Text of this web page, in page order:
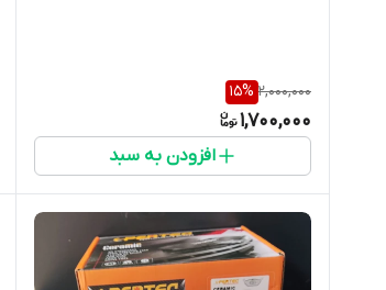
2,000,000
15%
1,700,000
افزودن به سبد